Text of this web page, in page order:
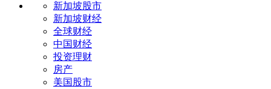
新加坡股市
新加坡财经
全球财经
中国财经
投资理财
房产
美国股市